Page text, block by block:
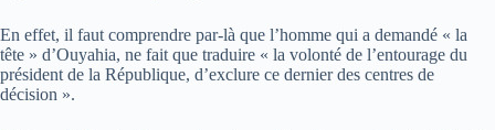
En effet, il faut comprendre par-là que l’homme qui a demandé « la
tête » d’Ouyahia, ne fait que traduire « la volonté de l’entourage du
président de la République, d’exclure ce dernier des centres de
décision ».